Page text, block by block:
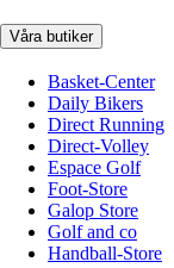
Våra butiker
Basket-Center
Daily Bikers
Direct Running
Direct-Volley
Espace Golf
Foot-Store
Galop Store
Golf and co
Handball-Store